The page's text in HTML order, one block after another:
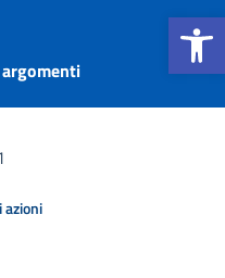
Apri la
azioni